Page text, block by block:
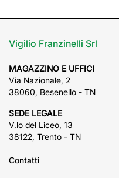
Vigilio Franzinelli Srl
MAGAZZINO E UFFICI
Via Nazionale, 2
38060, Besenello - TN
SEDE LEGALE
V.lo del Liceo, 13
38122, Trento - TN
Contatti